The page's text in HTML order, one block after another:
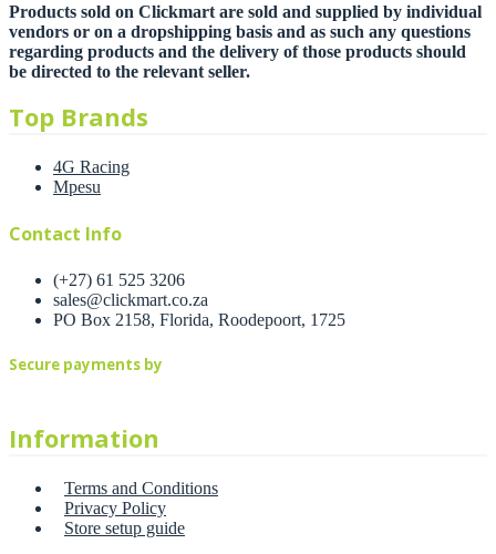
Products sold on Clickmart are sold and supplied by individual
vendors or on a dropshipping basis and as such any questions
regarding products and the delivery of those products should
be directed to the relevant seller.
Top Brands
4G Racing
Mpesu
Contact Info
(+27) 61 525 3206
sales@clickmart.co.za
PO Box 2158, Florida, Roodepoort, 1725
Secure payments by
Information
Terms and Conditions
Privacy Policy
Store setup guide